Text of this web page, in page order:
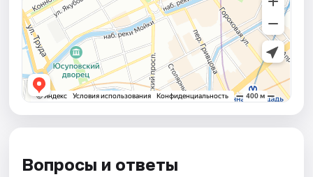
Вопросы и ответы